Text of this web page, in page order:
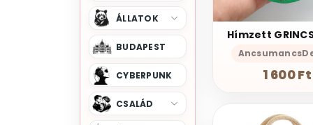
Névnap
Szent Patrick
Szilveszter
Születésnap
Terhesség És Születés
Valentin-Nap
ÁLLATOK
BUDAPEST
CYBERPUNK
CSALÁD
1 600 Ft